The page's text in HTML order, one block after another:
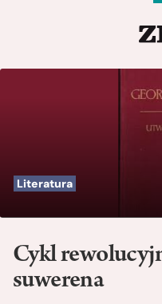
Literatura
Cykl
suwerena